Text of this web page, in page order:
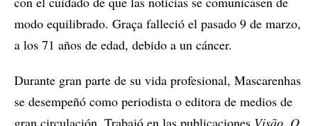
modo equilibrado. Graça falleció el pasado 9 de marzo,
a los 71 años de edad, debido a un cáncer.
Durante gran parte de su vida profesional, Mascarenhas
se desempeñó como periodista o editora de medios de
gran circulación. Trabajó en las publicaciones Visão, O